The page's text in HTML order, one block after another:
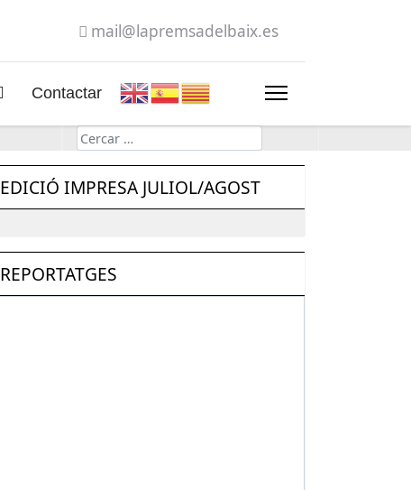
mail@lapremsadelbaix.es
Contactar
Cerca
EDICIÓ IMPRESA JULIOL/AGOST
REPORTATGES